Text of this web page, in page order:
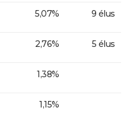
5,07% 9 élus
2,76% 5 élus
1,38%
1,15%